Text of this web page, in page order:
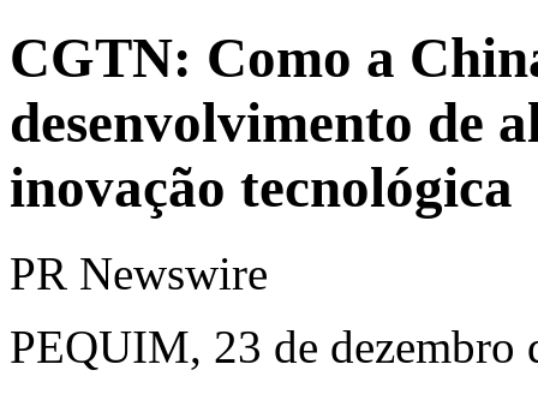
CGTN: Como a
desenvolvimento de
inovação tecnológica
PR Newswire
PEQUIM, 23 de dezembro